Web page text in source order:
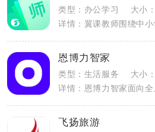
类型：办公学习
大小
恩博力智家
类型：生活服务
大小
飞扬旅游